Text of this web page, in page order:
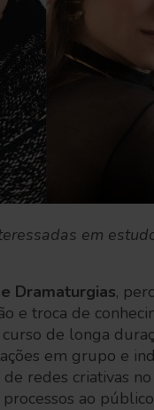
em
Dramaturgias,
e troca de
de longa
em grupo e
redes criativas
ao